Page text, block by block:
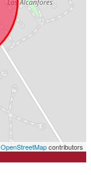
OpenStreetMapcontributors